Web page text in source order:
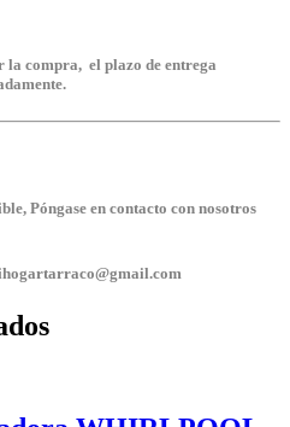
compra, el plazo de entrega
Póngase en contacto con nosotros